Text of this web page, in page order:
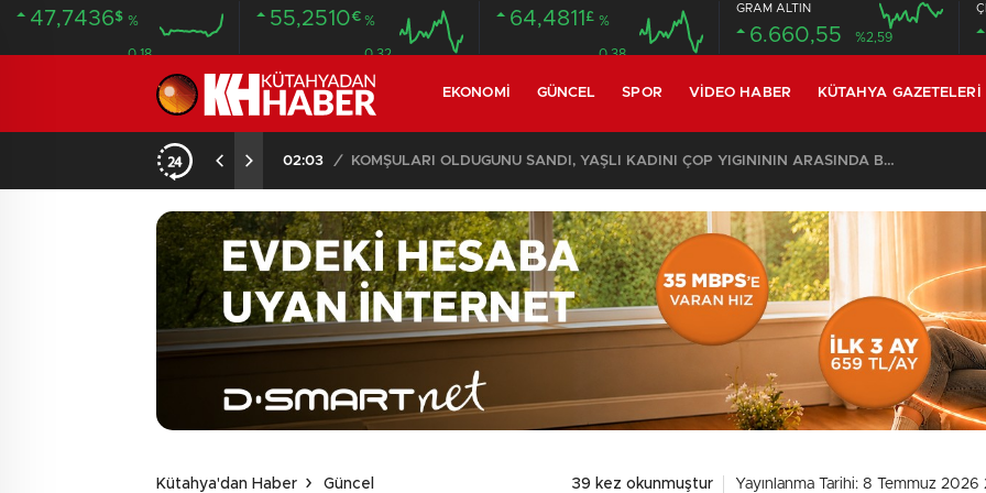
47,7436$ %
0.18
55,2510€ %
0.32
64,4811 £ %
0.38
GRAM ALTIN
6.660,55 %2,59
EKONOMI GÜNCEL SPOR VIDEO HABER KÜTAHYA GAZETELERI
02:03 / KOMŞULARI ÖLDÜĞÜNÜ SANDI, YAŞLI KADINI ÇÖP YIĞINININ ARASINDA BULUNDU
Kütahya'dan Haber Güncel 39 kez okunmuştur Yayınlanma Tarihi: 8 Temmuz 2026